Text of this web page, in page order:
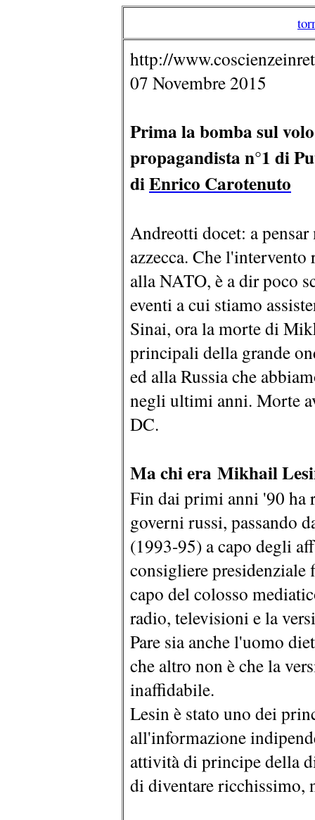
http://
07 Novembre 2015
Prima la bomba sul
propagandista n°1 di
diEnrico Carotenuto
Andreotti docet: a pensar
azzecca. Che
alla NATO, è a dir poco
eventi a cui stiamo
Sinai, ora la morte di
principali della grande
ed alla Russia che
negli ultimi anni. Morte
DC.
Ma chi era Mikhail
Fin dai primi anni '90 ha
governi russi, passando
(1993-95) a capo degli
consigliere presidenziale
capo del colosso
radio, televisioni e la
Pare sia anche l'uomo
che altro non è che la
inaffidabile.
Lesin è stato uno dei
all'informazione
attività di principe della
di diventare ricchissimo,